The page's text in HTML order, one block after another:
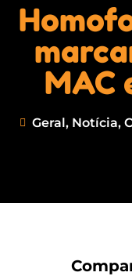
MAC
Geral, Notícia,